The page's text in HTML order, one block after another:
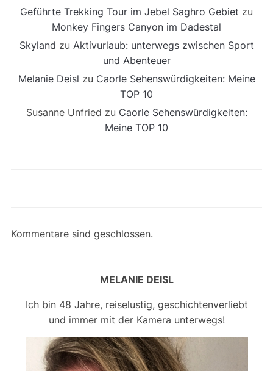
Geführte Trekking Tour im Jebel Saghro Gebiet zu
Monkey Fingers Canyon im Dadestal
Skyland zu Aktivurlaub: unterwegs zwischen Sport
und Abenteuer
Melanie Deisl zu Caorle Sehenswürdigkeiten: Meine
TOP 10
Susanne Unfried zu Caorle Sehenswürdigkeiten:
Meine TOP 10
Kommentare sind geschlossen.
MELANIE DEISL
Ich bin 48 Jahre, reiselustig, geschichtenverliebt
und immer mit der Kamera unterwegs!